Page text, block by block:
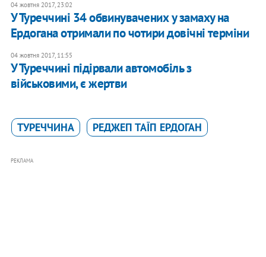
04 жовтня 2017, 23:02
У Туреччині 34 обвинувачених у замаху на
Ердогана отримали по чотири довічні терміни
04 жовтня 2017, 11:55
У Туреччині підірвали автомобіль з
військовими, є жертви
ТУРЕЧЧИНА РЕДЖЕП ТАЇП ЕРДОГАН
РЕКЛАМА